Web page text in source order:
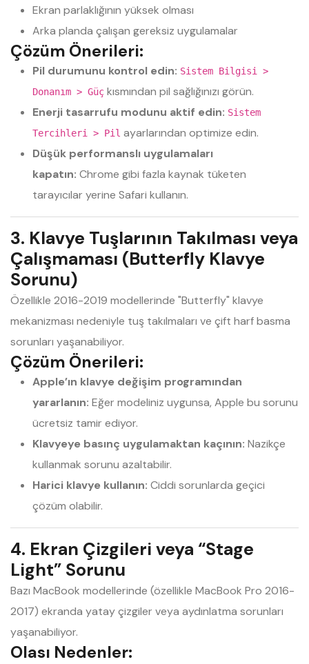
Ekran parlaklığının yüksek olması
Arka planda çalışan gereksiz uygulamalar
Çözüm Önerileri:
Pil durumunu kontrol edin: Sistem Bilgisi >
Donanım > Güç kısmından pil sağlığınızı görün.
Enerji tasarrufu modunu aktif edin: Sistem
Tercihleri > Pil ayarlarından optimize edin.
Düşük performanslı uygulamaları
kapatın: Chrome gibi fazla kaynak tüketen
tarayıcılar yerine Safari kullanın.
3. Klavye Tuşlarının Takılması veya
Çalışmaması (Butterfly Klavye
Sorunu)
Özellikle 2016-2019 modellerinde "Butterfly" klavye
mekanizması nedeniyle tuş takılmaları ve çift harf basma
sorunları yaşanabiliyor.
Çözüm Önerileri:
Apple’ın klavye değişim programından
yararlanın: Eğer modeliniz uygunsa, Apple bu sorunu
ücretsiz tamir ediyor.
Klavyeye basınç uygulamaktan kaçının: Nazikçe
kullanmak sorunu azaltabilir.
Harici klavye kullanın: Ciddi sorunlarda geçici
çözüm olabilir.
4. Ekran Çizgileri veya “Stage
Light” Sorunu
Bazı MacBook modellerinde (özellikle MacBook Pro 2016-
2017) ekranda yatay çizgiler veya aydınlatma sorunları
yaşanabiliyor.
Olası Nedenler: